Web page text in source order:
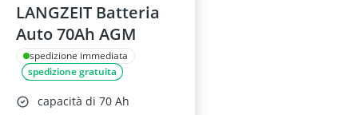
LANGZEIT Batteria
Auto 70Ah AGM
spedizione immediata
spedizione gratuita
capacità di 70 Ah